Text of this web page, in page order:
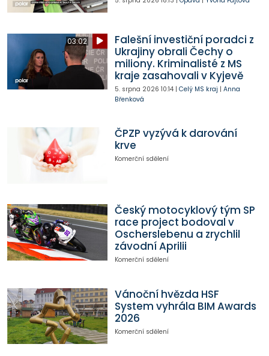
03:02
Falešní investiční poradci z
Ukrajiny obrali Čechy o
miliony. Kriminalisté z MS
kraje zasahovali v Kyjevě
5. srpna 2026 10:14| Celý MS kraj | Anna
Břenková
ČPZP vyzývá k darování
krve
Komerční sdělení
Český motocyklový tým SP
race project bodoval v
Oscherslebenu a zrychlil
závodní Aprilii
Komerční sdělení
Vánoční hvězda HSF
System vyhrála BIM Awards
2026
Komerční sdělení